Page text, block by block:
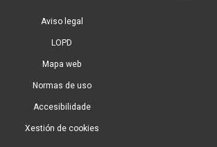
Aviso legal
LOPD
Mapa web
Normas de uso
Accesibilidade
Xestión de cookies